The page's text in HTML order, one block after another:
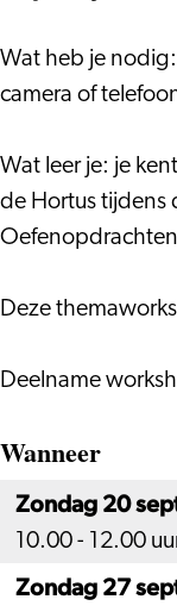
Hortus
bij
de
Wat heb je
camera of
Wat leer je: je
de Hortus tijdens
Deze
Deelname
Wanneer
Zondag 20
10.00 - 12.00
Zondag 27